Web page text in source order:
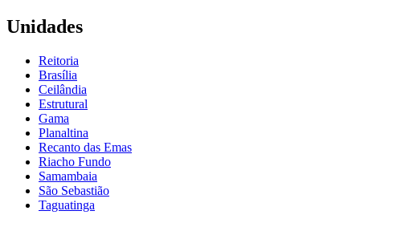
Unidades
Reitoria
Brasília
Ceilândia
Estrutural
Gama
Planaltina
Recanto das Emas
Riacho Fundo
Samambaia
São Sebastião
Taguatinga